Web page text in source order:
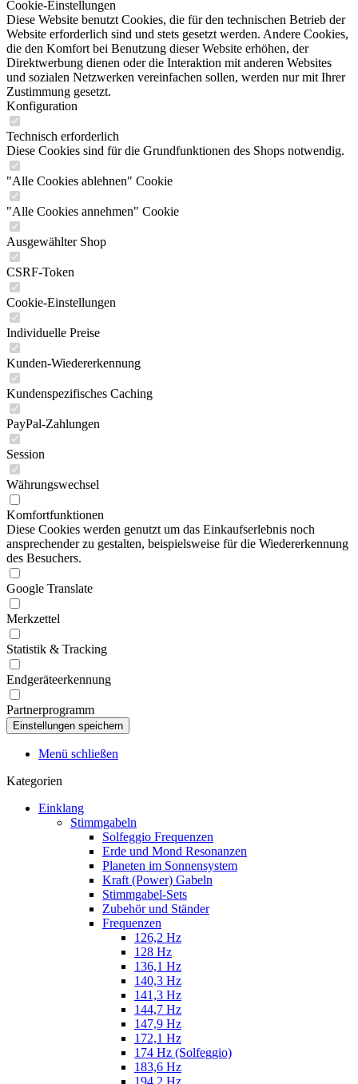
Cookie-Einstellungen
Diese Website benutzt Cookies, die für den technischen Betrieb der
Website erforderlich sind und stets gesetzt werden. Andere Cookies,
die den Komfort bei Benutzung dieser Website erhöhen, der
Direktwerbung dienen oder die Interaktion mit anderen Websites
und sozialen Netzwerken vereinfachen sollen, werden nur mit Ihrer
Zustimmung gesetzt.
Konfiguration
Technisch erforderlich
Diese Cookies sind für die Grundfunktionen des Shops notwendig.
"Alle Cookies ablehnen" Cookie
"Alle Cookies annehmen" Cookie
Ausgewählter Shop
CSRF-Token
Cookie-Einstellungen
Individuelle Preise
Kunden-Wiedererkennung
Kundenspezifisches Caching
PayPal-Zahlungen
Session
Währungswechsel
Komfortfunktionen
Diese Cookies werden genutzt um das Einkaufserlebnis noch
ansprechender zu gestalten, beispielsweise für die Wiedererkennung
des Besuchers.
Google Translate
Merkzettel
Statistik & Tracking
Endgeräteerkennung
Partnerprogramm
Menü schließen
Kategorien
Einklang
Stimmgabeln
Solfeggio Frequenzen
Erde und Mond Resonanzen
Planeten im Sonnensystem
Kraft (Power) Gabeln
Stimmgabel-Sets
Zubehör und Ständer
Frequenzen
126,2 Hz
128 Hz
136,1 Hz
140,3 Hz
141,3 Hz
144,7 Hz
147,9 Hz
172,1 Hz
174 Hz (Solfeggio)
183,6 Hz
194,2 Hz